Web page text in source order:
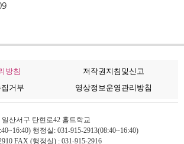
방침
저작권지침및신고
거부
영상정보운영관리방침
산서구 탄현로42 홀트학교
행정실: 031-915-2913(08:40~16:40)
FAX (행정실) : 031-915-2916